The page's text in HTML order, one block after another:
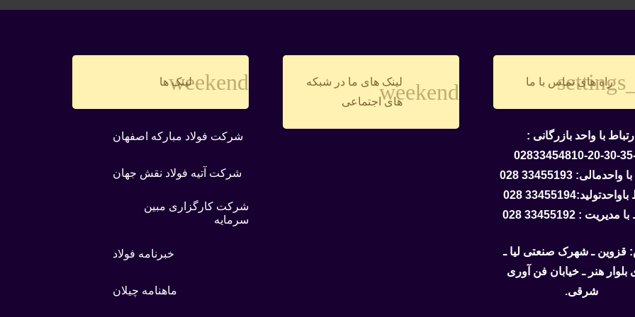
راه های تماس با ما
ارتباط با واحد بازرگانی :
02833454810-20-30-
33455193 028
028
مدیریت : 33455192 028
قزوین ـ شهرک صنعتی لیا ـ
بلوار هنر ـ خیابان فن آوری
شرقی.
weekendلینک های ما در شبکه
های اجتماعی
weekend
لینک ها
شرکت فولاد مبارکه اصفهان
شرکت آتیه فولاد نقش جهان
شرکت کارگزاری مبین
سرمایه
خبرنامه فولاد
ماهنامه چیلان